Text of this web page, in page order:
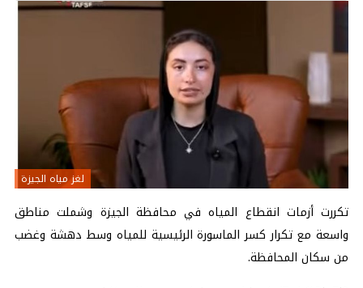
لغز مياه الجيزة
تكررت أزمات انقطاع المياه في محافظة الجيزة وشملت مناطق
واسعة مع تكرار كسر الماسورة الرئيسية للمياه وسط دهشة وغضب
من سكان المحافظة.